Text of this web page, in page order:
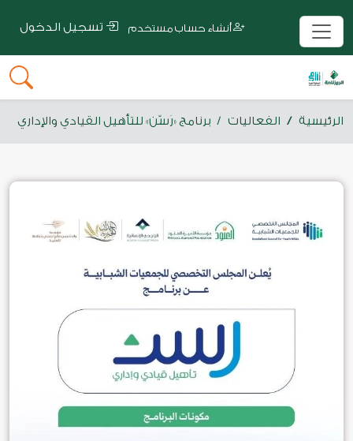
الرئيسية الفعاليات برنامج «رَسّن» للتأهيل القيادي والإداري